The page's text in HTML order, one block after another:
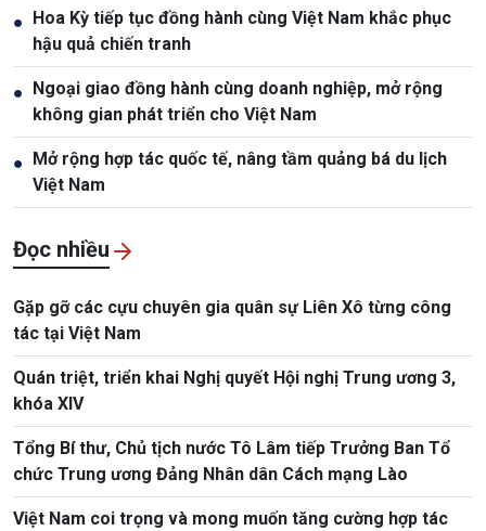
● Hoa Kỳ tiếp tục đồng hành cùng Việt Nam khắc phục
hậu quả chiến tranh
● Ngoại giao đồng hành cùng doanh nghiệp, mở rộng
không gian phát triển cho Việt Nam
● Mở rộng hợp tác quốc tế, nâng tầm quảng bá du lịch
Việt Nam
Đọc nhiều
Gặp gỡ các cựu chuyên gia quân sự Liên Xô từng công
tác tại Việt Nam
Quán triệt, triển khai Nghị quyết Hội nghị Trung ương 3,
khóa XIV
Tổng Bí thư, Chủ tịch nước Tô Lâm tiếp Trưởng Ban Tổ
chức Trung ương Đảng Nhân dân Cách mạng Lào
Việt Nam coi trọng và mong muốn tăng cường hợp tác